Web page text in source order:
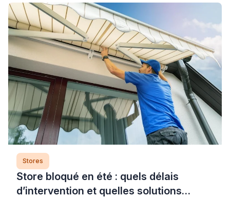
Stores
Store bloqué en été : quels délais
d’intervention et quelles solutions